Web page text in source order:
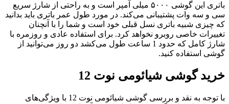
باتری این گوشی ۵۰۰۰ میلی آمپر است و به راحتی از شارژ سریع
و سه وات پشتیبانی می‌کند. در مورد طول عمر باتری باید بدانید
چیزی شبیه باتری نسل قبلی خود است و شما را با آنچنان
خاصی روبرو نخواهد کرد. برای استفاده عادی و روزمره با
شارژ کامل که حدود 1 ساعت طول می‌کشد دو روز می‌توانید از
استفاده کنید.
گوشی شیائومی نوت 12
با توجه به نقد و بررسی گوشی شیائومی نوت 12 با ویژگی‌های